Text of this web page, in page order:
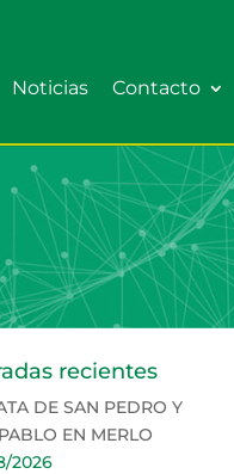
Noticias Contacto
recientes
DE SAN PEDRO Y
EN MERLO
2026